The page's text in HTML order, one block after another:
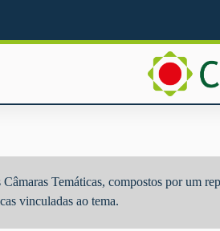
Câmaras Temáticas, compostos por um
vinculadas ao tema.